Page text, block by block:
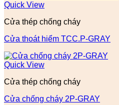
Quick View
Cửa thép chống cháy
Cửa thoát hiểm TCC.P-GRAY
Quick View
Cửa thép chống cháy
Cửa chống cháy 2P-GRAY